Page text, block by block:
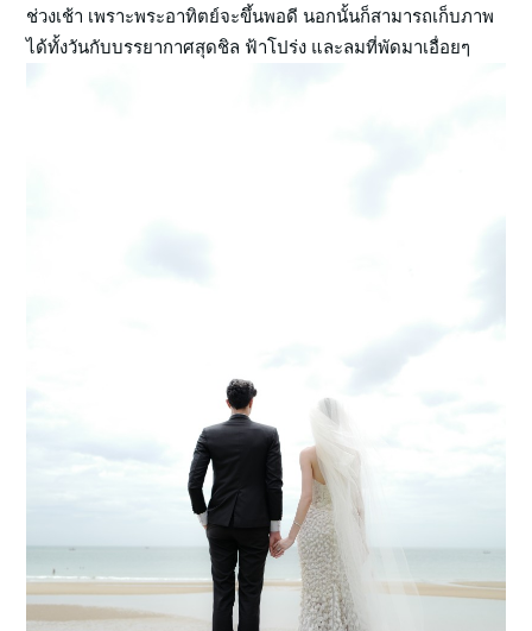
ช่วงเช้า เพราะพระอาทิตย์จะขึ้นพอดี นอกนั้นก็สามารถเก็บภาพ
ได้ทั้งวันกับบรรยากาศสุดชิล ฟ้าโปร่ง และลมที่พัดมาเอื่อยๆ